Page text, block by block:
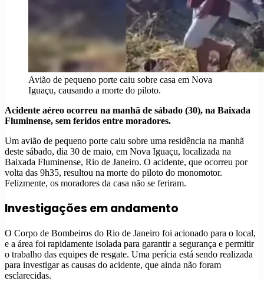
Avião de pequeno porte caiu sobre casa em Nova
Iguaçu, causando a morte do piloto.
Acidente aéreo ocorreu na manhã de sábado (30), na Baixada
Fluminense, sem feridos entre moradores.
Um avião de pequeno porte caiu sobre uma residência na manhã
deste sábado, dia 30 de maio, em Nova Iguaçu, localizada na
Baixada Fluminense, Rio de Janeiro. O acidente, que ocorreu por
volta das 9h35, resultou na morte do piloto do monomotor.
Felizmente, os moradores da casa não se feriram.
Investigações em andamento
O Corpo de Bombeiros do Rio de Janeiro foi acionado para o local,
e a área foi rapidamente isolada para garantir a segurança e permitir
o trabalho das equipes de resgate. Uma perícia está sendo realizada
para investigar as causas do acidente, que ainda não foram
esclarecidas.